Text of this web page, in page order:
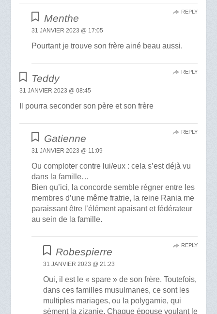
Menthe
31 JANVIER 2023 @ 17:05
Pourtant je trouve son frère ainé beau aussi.
REPLY
Teddy
31 JANVIER 2023 @ 08:45
Il pourra seconder son père et son frère
REPLY
Gatienne
31 JANVIER 2023 @ 11:09
Ou comploter contre lui/eux : cela s’est déjà vu
dans la famille…
Bien qu’ici, la concorde semble régner entre les
membres d’une même fratrie, la reine Rania me
paraissant être l’élément apaisant et fédérateur
au sein de la famille.
REPLY
Robespierre
31 JANVIER 2023 @ 21:23
Oui, il est le « spare » de son frère. Toutefois,
dans ces familles musulmanes, ce sont les
multiples mariages, ou la polygamie, qui
sèment la zizanie. Chaque épouse voulant le
REPLY